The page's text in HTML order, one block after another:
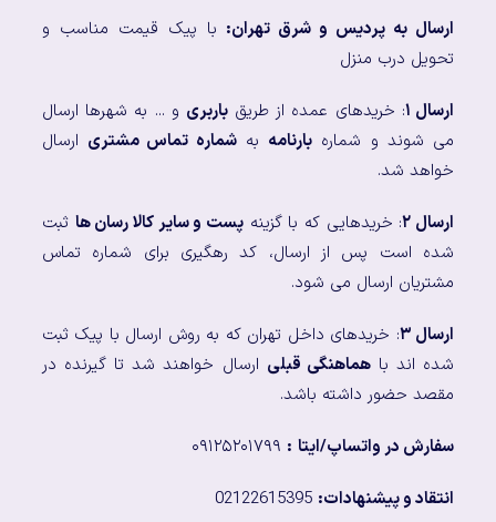
ارسال به پردیس و شرق تهران: با پیک قیمت مناسب و
تحویل درب منزل
ارسال ۱ : خریدهای عمده از طریقباربری و ... به شهرها ارسال
می شوند و شماره بارنامه بهشماره تماس مشتری ارسال
خواهد شد.
ارسال ۲ : خریدهایی که با گزینه پست و سایر کالا رسان ها ثبت
شده است پس از ارسال، کد رهگیری برای شماره تماس
مشتریان ارسال می شود.
ارسال ۳
: خریدهای داخل تهران که به روش ارسال با پیک ثبت
شده اند باهماهنگی قبلی ارسال خواهند شد تا گیرنده در
مقصد حضور داشته باشد.
سفارش در واتساپ/ایتا :
انتقاد و پیشنهادات: